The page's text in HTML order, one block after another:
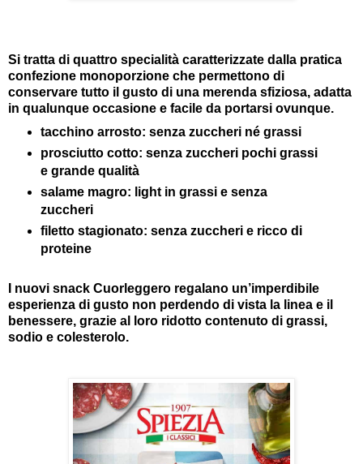
Si tratta di quattro specialità caratterizzate dalla pratica
confezione monoporzione che permettono di
conservare tutto il gusto di una merenda sfiziosa, adatta
in qualunque occasione e facile da portarsi ovunque.
tacchino arrosto: senza zuccheri né grassi
prosciutto cotto: senza zuccheri pochi grassi
e grande qualità
salame magro: light in grassi e senza
zuccheri
filetto stagionato: senza zuccheri e ricco di
proteine
I nuovi snack Cuorleggero regalano un’imperdibile
esperienza di gusto non perdendo di vista la linea e il
benessere, grazie al loro ridotto contenuto di grassi,
sodio e colesterolo.